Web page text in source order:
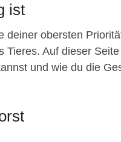
ist
deiner obersten
Auf dieser
und wie du die